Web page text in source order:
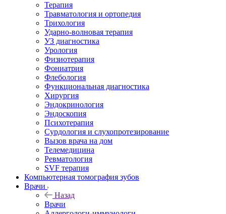
Терапия
Травматология и ортопедия
Трихология
Ударно-волновая терапия
УЗ диагностика
Урология
Физиотерапия
Фониатрия
Флебология
Функциональная диагностика
Хирургия
Эндокринология
Эндоскопия
Психотерапия
Сурдология и слухопротезирование
Вызов врача на дом
Телемедицина
Ревматология
SVF терапия
Компьютерная томография зубов
Врачи
Назад
Врачи